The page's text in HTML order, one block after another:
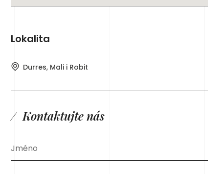
Lokalita
Durres, Mali i Robit
Kontaktujte nás
Jméno